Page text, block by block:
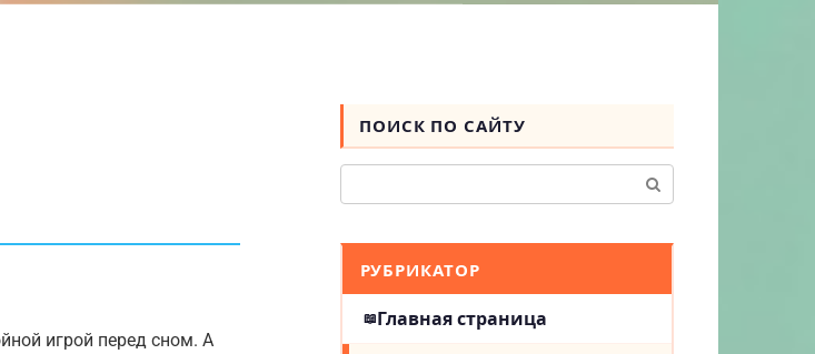
игрой перед сном. А
ПОИСК ПО САЙТУ
РУБРИКАТОР
Главная страница